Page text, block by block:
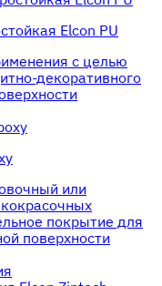
Elcon PU
с целью
декоративного
или
покрытие для
поверхности